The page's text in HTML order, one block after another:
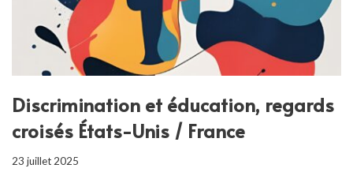
Discrimination et éducation, regards
croisés États-Unis / France
23 juillet 2025